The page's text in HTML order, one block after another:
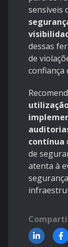
sensíveis
dessas
de
confiança
contínua
de
atenta à